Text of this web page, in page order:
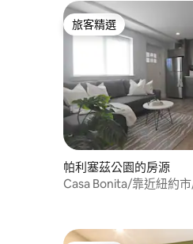
旅客精選
旅客精選
帕利塞茲公園的房源
Casa Bonita/靠近紐約